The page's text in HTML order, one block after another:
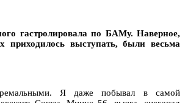
гастролировала по БАМу. Наверное,
приходилось выступать, были весьма
Я даже побывал в самой